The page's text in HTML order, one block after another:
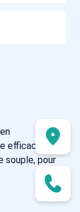
efficacement
souple, pour